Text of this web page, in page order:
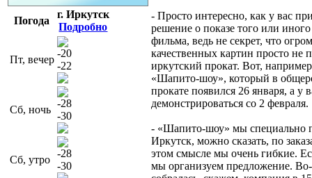
Погода
г. Иркутск
Подробно
Пт, вечер
-20
-22
Сб, ночь
-28
-30
Сб, утро
-28
-30
- Просто интересно, как у вас
решение о показе того или иного
фильма, ведь не секрет, что
качественных картин просто не
иркутский прокат. Вот,
«Шапито-шоу», который в
прокате появился 26 января, а у
демонстрироваться со 2 февраля.
- «Шапито-шоу» мы специально
Иркутск, можно сказать, по
этом смысле мы очень гибкие.
мы организуем предложение.